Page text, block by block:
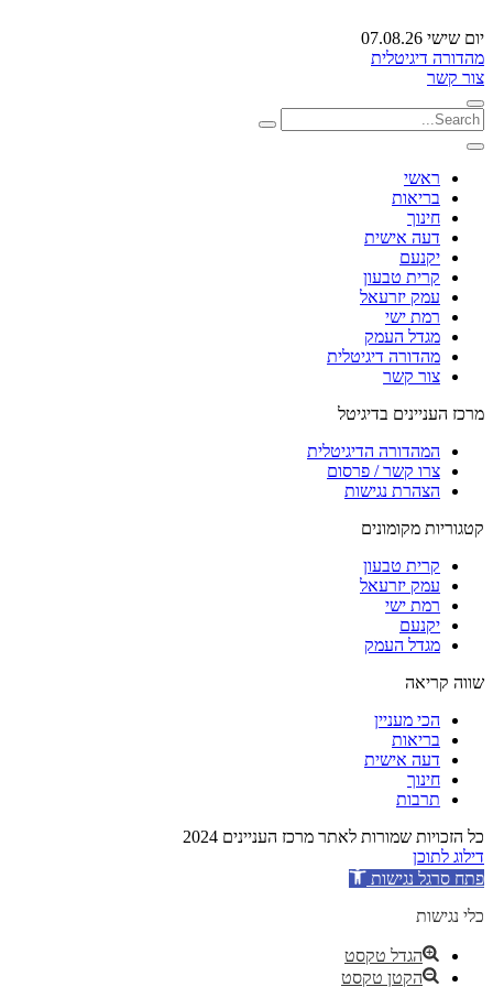
יום שישי 07.08.26
מהדורה דיגיטלית
צור קשר
ראשי
בריאות
חינוך
דעה אישית
יקנעם
קרית טבעון
עמק יזרעאל
רמת ישי
מגדל העמק
מהדורה דיגיטלית
צור קשר
מרכז העניינים בדיגיטל
המהדורה הדיגיטלית
צרו קשר / פרסום
הצהרת נגישות
קטגוריות מקומונים
קרית טבעון
עמק יזרעאל
רמת ישי
יקנעם
מגדל העמק
שווה קריאה
הכי מעניין
בריאות
דעה אישית
חינוך
תרבות
כל הזכויות שמורות לאתר מרכז העניינים 2024
דילוג לתוכן
פתח סרגל נגישות
כלי נגישות
הגדל טקסט
הקטן טקסט